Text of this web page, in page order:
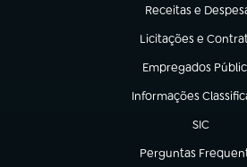
Receitas e
(abre em nova
Licitações e
(abre em nova aba)
Empregados
(abre em nova aba)
Informações
(abre em nova aba)
SIC
(abre em
Perguntas
(abre em nova aba)